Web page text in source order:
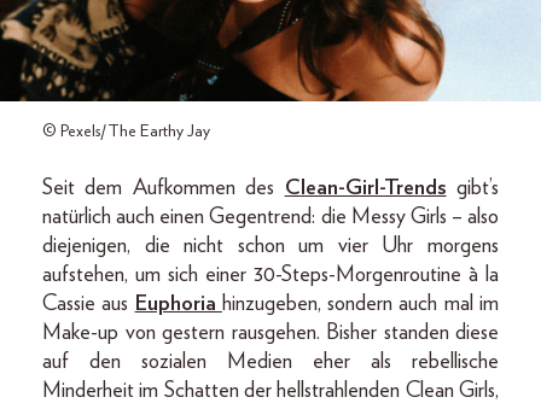
© Pexels/The Earthy Jay
Seit dem Aufkommen des Clean-Girl-Trends gibt’s
natürlich auch einen Gegentrend: die Messy Girls – also
diejenigen, die nicht schon um vier Uhr morgens
aufstehen, um sich einer 30-Steps-Morgenroutine à la
Cassie aus Euphoria hinzugeben, sondern auch mal im
Make-up von gestern rausgehen. Bisher standen diese
auf den sozialen Medien eher als rebellische
Minderheit im Schatten der hellstrahlenden Clean Girls,